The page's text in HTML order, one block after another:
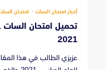
أخبار امتحان السات امتحان
2021
عزيزي الطالب في هذا